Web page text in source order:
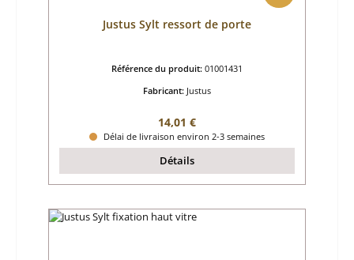
Justus Sylt ressort de porte
Référence du produit: 01001431
Fabricant: Justus
Prix régulier :
14,01 €
Délai de livraison environ 2-3 semaines
Détails